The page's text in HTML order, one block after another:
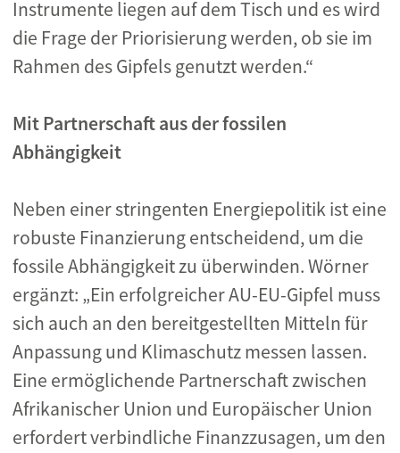
Instrumente liegen auf dem Tisch und es wird
die Frage der Priorisierung werden, ob sie im
Rahmen des Gipfels genutzt werden.“
Mit Partnerschaft aus der fossilen
Abhängigkeit
Neben einer stringenten Energiepolitik ist eine
robuste Finanzierung entscheidend, um die
fossile Abhängigkeit zu überwinden. Wörner
ergänzt: „Ein erfolgreicher AU-EU-Gipfel muss
sich auch an den bereitgestellten Mitteln für
Anpassung und Klimaschutz messen lassen.
Eine ermöglichende Partnerschaft zwischen
Afrikanischer Union und Europäischer Union
erfordert verbindliche Finanzzusagen, um den